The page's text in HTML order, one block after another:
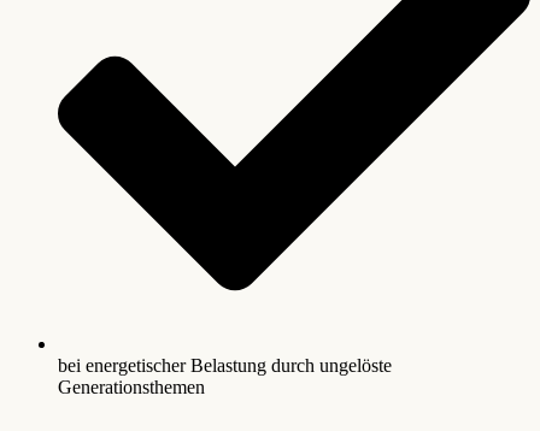
bei energetischer Belastung durch ungelöste
Generationsthemen